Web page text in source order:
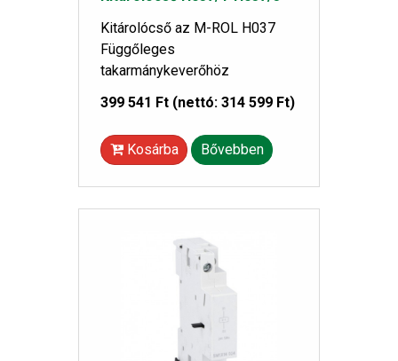
Kitárolócső az M-ROL H037
Függőleges
takarmánykeverőhöz
399 541 Ft (nettó: 314 599 Ft)
Kosárba Bővebben